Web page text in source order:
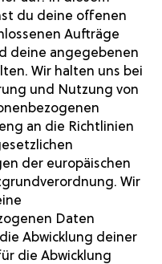
du deine offenen
Aufträge
deine angegebenen
Wir halten uns bei
und Nutzung von
an die Richtlinien
der europäischen
Wir
Daten
Abwicklung deiner
die Abwicklung